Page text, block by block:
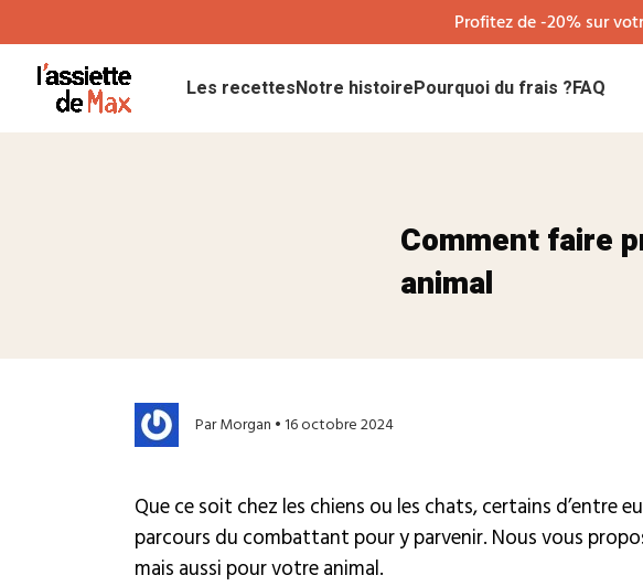
Profitez de -20% sur
Les recettesNotre histoirePourquoi du frais ?FAQ
Comment faire
animal
Par Morgan • 16 octobre 2024
Que ce soit chez les chiens ou les chats, certains d’entre
parcours du combattant pour y parvenir. Nous vous
mais aussi pour votre animal.